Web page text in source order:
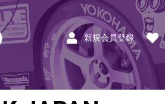
新規会員登録